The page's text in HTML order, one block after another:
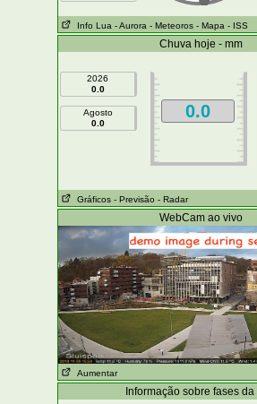
Info Lua - Aurora - Meteoros - Mapa - ISS
Chuva hoje - mm
2026
0.0
Agosto
0.0
0.0
Gráficos - Previsão - Radar
WebCam ao vivo
Aumentar
Informação sobre fases